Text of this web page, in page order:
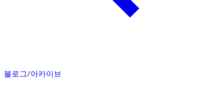
블로그/아카이브